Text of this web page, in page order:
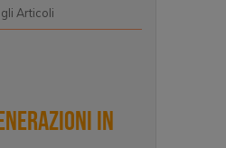
gli Articoli
in